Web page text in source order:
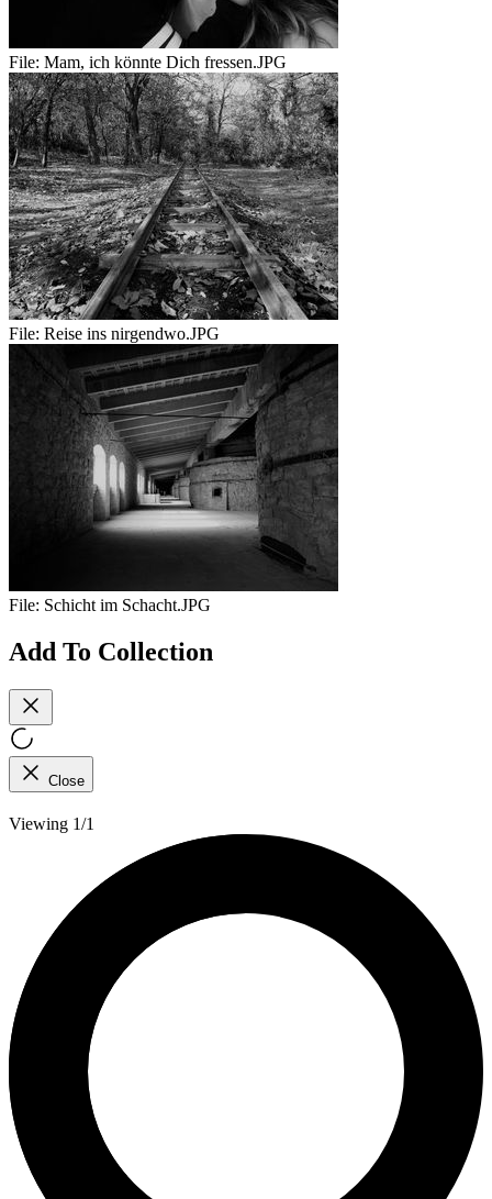
File: Mam, ich könnte Dich fressen.JPG
File: Reise ins nirgendwo.JPG
File: Schicht im Schacht.JPG
Add To Collection
Close
Viewing 1/1